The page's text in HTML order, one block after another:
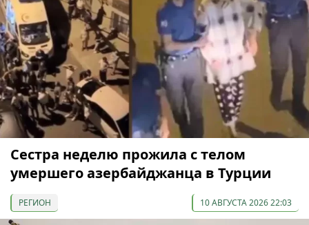
Сестра неделю прожила с телом
умершего азербайджанца в Турции
РЕГИОН 10 АВГУСТА 2026 22:03